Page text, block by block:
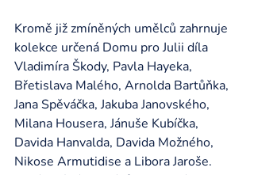
Kromě již zmíněných umělců zahrnuje
kolekce určená Domu pro Julii díla
Vladimíra Škody, Pavla Hayeka,
Břetislava Malého, Arnolda Bartůňka,
Jana Spěváčka, Jakuba Janovského,
Milana Housera, Jánuše Kubíčka,
Davida Hanvalda, Davida Možného,
Nikose Armutidise a Libora Jaroše.